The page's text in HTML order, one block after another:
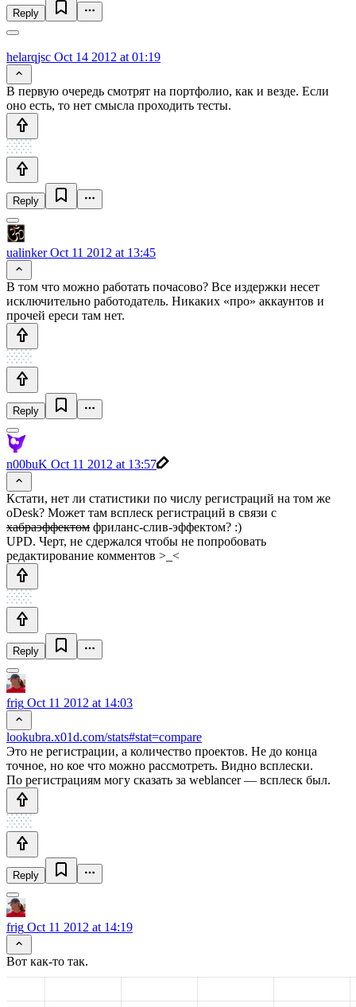
Reply
helarqjsc Oct 14 2012 at 01:19
В первую очередь смотрят на портфолио, как и везде. Если
оно есть, то нет смысла проходить тесты.
Reply
ualinkerOct 11 2012 at 13:45
В том что можно работать почасово? Все издержки несет
исключительно работодатель. Никаких «про» аккаунтов и
прочей ереси там нет.
Reply
n00buK Oct 11 2012 at 13:57
Кстати, нет ли статистики по числу регистраций на том же
oDesk? Может там всплеск регистраций в связи с
хабраэффектом фриланс-слив-эффектом? :)
UPD. Черт, не сдержался чтобы не попробовать
редактирование комментов >_<
Reply
frig Oct 11 2012 at 14:03
lookubra.x01d.com/stats#stat=compare
Это не регистрации, а количество проектов. Не до конца
точное, но кое что можно рассмотреть. Видно всплески.
По регистрациям могу сказать за weblancer — всплеск был.
Reply
frig Oct 11 2012 at 14:19
Вот как-то так.